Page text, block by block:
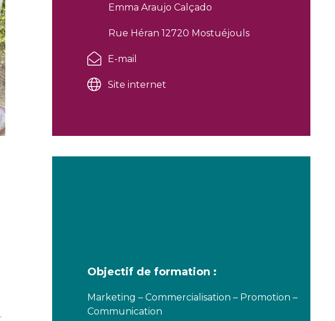
Emma Araujo Calçado
Rue Héran 12720 Mostuéjouls
E-mail
Site internet
.
Objectif de formation :
Marketing – Commercialisation – Promotion –
Communication